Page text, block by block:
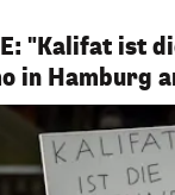
"Kalifat ist
in Hamburg